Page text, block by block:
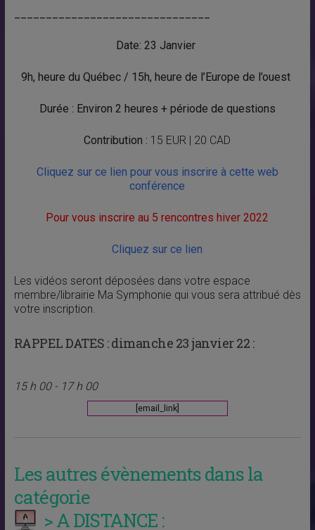
Date: 23 Janvier
9h, heure du Québec / 15h, heure de l’Europe de l’ouest
Durée : Environ 2 heures + période de questions
Contribution : 15 EUR | 20 CAD
Cliquez sur ce lien pour vous inscrire à cette web
conférence
Pour vous inscrire au 5 rencontres hiver 2022
Cliquez sur ce lien
Les vidéos seront déposées dans votre espace
membre/librairie Ma Symphonie qui vous sera attribué dès
votre inscription.
RAPPEL DATES :dimanche 23 janvier 22 :
15 h 00 - 17 h 00
[email_link]
Les autres évènements dans la
catégorie
> A DISTANCE :